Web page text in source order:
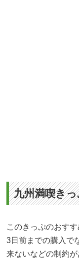
九州満喫き
このきっぷのおす
3日前までの購入で
来ないなどの制約が